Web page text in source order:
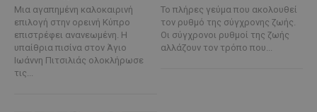
Μια αγαπημένη καλοκαιρινή
επιλογή στην ορεινή Κύπρο
επιστρέφει ανανεωμένη. Η
υπαίθρια πισίνα στον Άγιο
Ιωάννη Πιτσιλιάς ολοκλήρωσε
τις...
Το πλήρες γεύμα που ακολουθεί
τον ρυθμό της σύγχρονης ζωής.
Οι σύγχρονοι ρυθμοί της ζωής
αλλάζουν τον τρόπο που...